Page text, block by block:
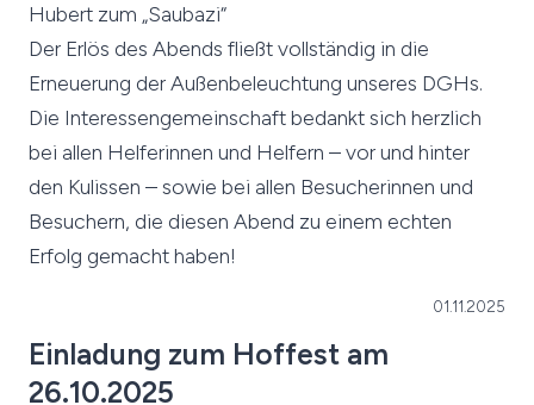
Hubert zum „Saubazi“
Der Erlös des Abends fließt vollständig in die
Erneuerung der Außenbeleuchtung unseres DGHs.
Die Interessengemeinschaft bedankt sich herzlich
bei allen Helferinnen und Helfern – vor und hinter
den Kulissen – sowie bei allen Besucherinnen und
Besuchern, die diesen Abend zu einem echten
Erfolg gemacht haben!
01.11.2025
Einladung zum Hoffest am
26.10.2025